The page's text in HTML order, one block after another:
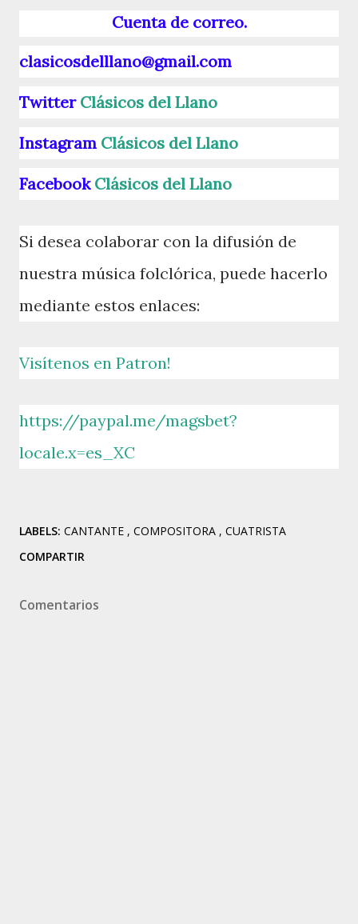
Cuenta de correo.
clasicosdelllano@gmail.com
Twitter Clásicos del Llano
Instagram Clásicos del Llano
Facebook Clásicos del Llano
Si desea colaborar con la difusión de
nuestra música folclórica, puede hacerlo
mediante estos enlaces:
Visítenos en Patron!
https://paypal.me/magsbet?
locale.x=es_XC
LABELS: CANTANTE COMPOSITORA
CUATRISTA
COMPARTIR
Comentarios